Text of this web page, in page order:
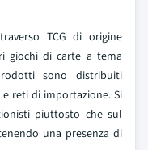
TCG di origine
giochi di carte a tema
sono distribuiti
reti di importazione. Si
piuttosto che sul
una presenza di